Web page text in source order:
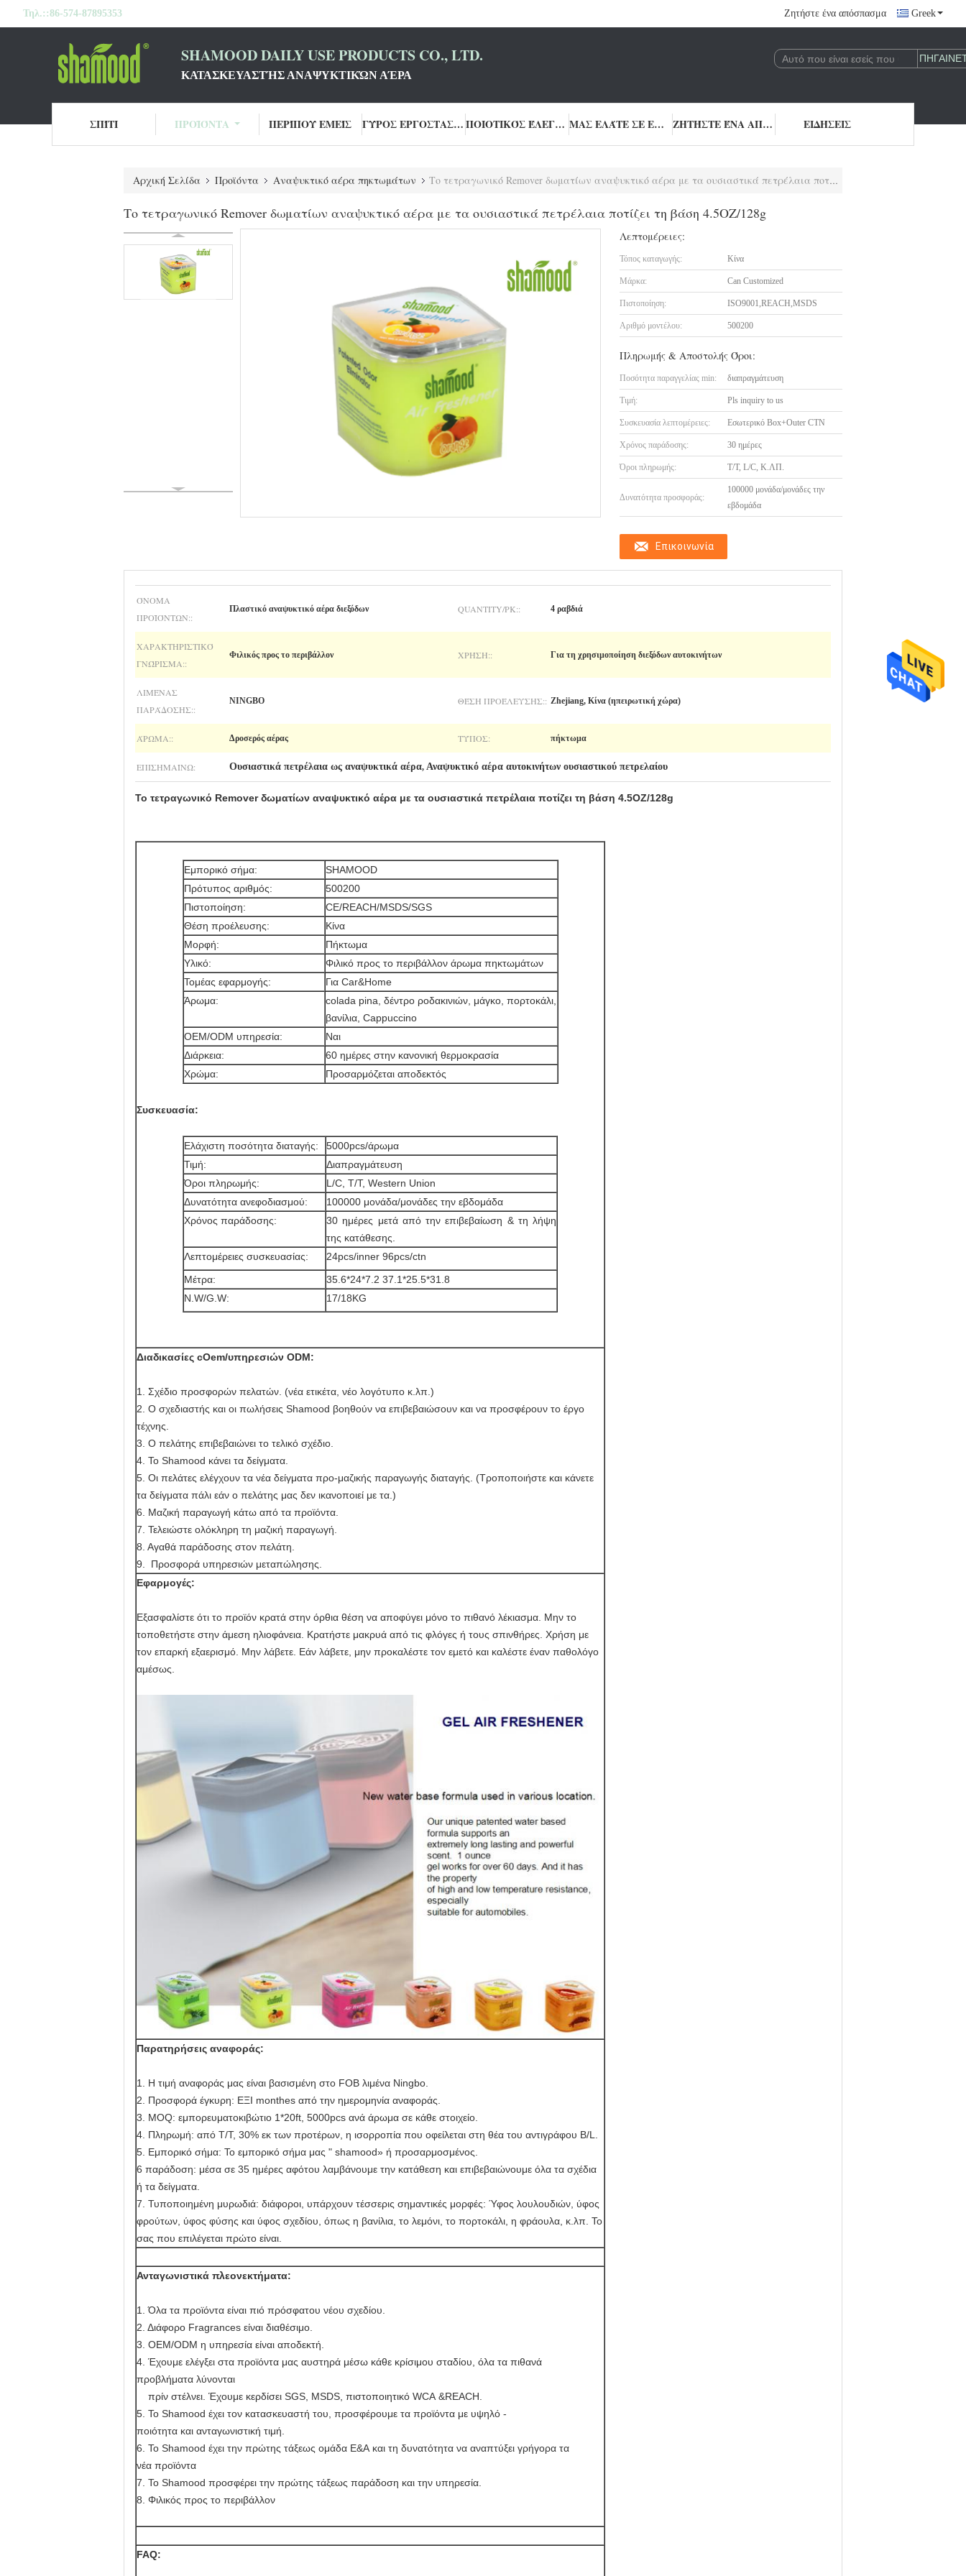
Τηλ.::86-574-87895353 Ζητήστε ένα απόσπασμα Greek
SHAMOOD DAILY USE PRODUCTS CO., LTD.
ΚΑΤΑΣΚΕΥΑΣΤΉΣ ΑΝΑΨΥΚΤΙΚΏΝ ΑΈΡΑ
ΣΠΊΤΙ ΠΡΟΪΌΝΤΑ ΠΕΡΊΠΟΥ ΕΜΕΊΣ ΓΎΡΟΣ ΕΡΓΟΣΤΑΣΊΩΝ ΠΟΙΟΤΙΚΌΣ ΈΛΕΓΧΟΣ ΜΑΣ ΕΛΆΤΕ ΣΕ ΕΠΑΦΉ ΜΕ ΖΗΤΉΣΤΕ ΈΝΑ ΑΠΌΣΠΑΣΜΑ ΕΙΔΉΣΕΙΣ
Αρχική Σελίδα Προϊόντα Αναψυκτικό αέρα πηκτωμάτων Το τετραγωνικό Remover δωματίων αναψυκτικό αέρα με τα ουσιαστικά πετρέλαια ποτίζει τη βάση 4.5OZ/128g
Το τετραγωνικό Remover δωματίων αναψυκτικό αέρα με τα ουσιαστικά πετρέλαια ποτίζει τη βάση 4.5OZ/128g
Λεπτομέρειες:
Τόπος καταγωγής: Κίνα
Μάρκα: Can Customized
Πιστοποίηση: ISO9001,REACH,MSDS
Αριθμό μοντέλου: 500200
Πληρωμής & Αποστολής Όροι:
Ποσότητα παραγγελίας min: διαπραγμάτευση
Τιμή: Pls inquiry to us
Συσκευασία λεπτομέρειες: Εσωτερικό Box+Outer CTN
Χρόνος παράδοσης: 30 ημέρες
Όροι πληρωμής: T/T, L/C, Κ.ΛΠ.
Δυνατότητα προσφοράς:
100000 μονάδα/μονάδες την
εβδομάδα
Επικοινωνία
ΌΝΟΜΑ
ΠΡΟΪΌΝΤΩΝ::
Πλαστικό αναψυκτικό αέρα διεξόδων QUANTITY/PK:: 4 ραβδιά
ΧΑΡΑΚΤΗΡΙΣΤΙΚΌ
ΓΝΏΡΙΣΜΑ::
Φιλικός προς το περιβάλλον ΧΡΉΣΗ:: Για τη χρησιμοποίηση διεξόδων αυτοκινήτων
ΛΙΜΈΝΑΣ
ΠΑΡΆΔΟΣΗΣ::
NINGBO ΘΈΣΗ ΠΡΟΈΛΕΥΣΗΣ:: Zhejiang, Κίνα (ηπειρωτική χώρα)
ΆΡΩΜΑ:: Δροσερός αέρας ΤΎΠΟΣ: πήκτωμα
ΕΠΙΣΗΜΑΊΝΩ: Ουσιαστικά πετρέλαια ως αναψυκτικά αέρα, Αναψυκτικό αέρα αυτοκινήτων ουσιαστικού πετρελαίου
Το τετραγωνικό Remover δωματίων αναψυκτικό αέρα με τα ουσιαστικά πετρέλαια ποτίζει τη βάση 4.5OZ/128g
Εμπορικό σήμα:
SHAMOOD
Πρότυπος αριθμός:
500200
Πιστοποίηση:
CE/REACH/MSDS/SGS
Θέση προέλευσης:
Κίνα
Μορφή:
Πήκτωμα
Υλικό:
Φιλικό προς το περιβάλλον άρωμα πηκτωμάτων
Τομέας εφαρμογής:
Για Car&Home
Άρωμα:
colada pina, δέντρο ροδακινιών, μάγκο, πορτοκάλι,
βανίλια, Cappuccino
OEM/ODM υπηρεσία:
Ναι
Διάρκεια:
60 ημέρες στην κανονική θερμοκρασία
Χρώμα:
Προσαρμόζεται αποδεκτός
Συσκευασία:
Ελάχιστη ποσότητα διαταγής:
5000pcs/άρωμα
Τιμή:
Διαπραγμάτευση
Όροι πληρωμής:
L/C, T/T, Western Union
Δυνατότητα ανεφοδιασμού:
100000 μονάδα/μονάδες την εβδομάδα
Χρόνος παράδοσης:
30 ημέρες μετά από την επιβεβαίωση & τη λήψη
της κατάθεσης.
Λεπτομέρειες συσκευασίας:
24pcs/inner 96pcs/ctn
Μέτρα:
35.6*24*7.2 37.1*25.5*31.8
N.W/G.W:
17/18KG
Διαδικασίες cOem/υπηρεσιών ODM:
1. Σχέδιο προσφορών πελατών. (νέα ετικέτα, νέο λογότυπο κ.λπ.)
2. Ο σχεδιαστής και οι πωλήσεις Shamood βοηθούν να επιβεβαιώσουν και να προσφέρουν το έργο
τέχνης.
3. Ο πελάτης επιβεβαιώνει το τελικό σχέδιο.
4. Το Shamood κάνει τα δείγματα.
5. Οι πελάτες ελέγχουν τα νέα δείγματα προ-μαζικής παραγωγής διαταγής. (Τροποποιήστε και κάνετε
τα δείγματα πάλι εάν ο πελάτης μας δεν ικανοποιεί με τα.)
6. Μαζική παραγωγή κάτω από τα προϊόντα.
7. Τελειώστε ολόκληρη τη μαζική παραγωγή.
8. Αγαθά παράδοσης στον πελάτη.
9. Προσφορά υπηρεσιών μεταπώλησης.
Εφαρμογές:
Εξασφαλίστε ότι το προϊόν κρατά στην όρθια θέση να αποφύγει μόνο το πιθανό λέκιασμα. Μην το
τοποθετήστε στην άμεση ηλιοφάνεια. Κρατήστε μακρυά από τις φλόγες ή τους σπινθήρες. Χρήση με
τον επαρκή εξαερισμό. Μην λάβετε. Εάν λάβετε, μην προκαλέστε τον εμετό και καλέστε έναν παθολόγο
αμέσως.
Παρατηρήσεις αναφοράς:
1. Η τιμή αναφοράς μας είναι βασισμένη στο FOB λιμένα Ningbo.
2. Προσφορά έγκυρη: ΕΞΙ monthes από την ημερομηνία αναφοράς.
3. MOQ: εμπορευματοκιβώτιο 1*20ft, 5000pcs ανά άρωμα σε κάθε στοιχείο.
4. Πληρωμή: από T/T, 30% εκ των προτέρων, η ισορροπία που οφείλεται στη θέα του αντιγράφου B/L.
5. Εμπορικό σήμα: Το εμπορικό σήμα μας " shamood» ή προσαρμοσμένος.
6 παράδοση: μέσα σε 35 ημέρες αφότου λαμβάνουμε την κατάθεση και επιβεβαιώνουμε όλα τα σχέδια
ή τα δείγματα.
7. Τυποποιημένη μυρωδιά: διάφοροι, υπάρχουν τέσσερις σημαντικές μορφές: Ύφος λουλουδιών, ύφος
φρούτων, ύφος φύσης και ύφος σχεδίου, όπως η βανίλια, το λεμόνι, το πορτοκάλι, η φράουλα, κ.λπ. Το
σας που επιλέγεται πρώτο είναι.
Ανταγωνιστικά πλεονεκτήματα:
1. Όλα τα προϊόντα είναι πιό πρόσφατου νέου σχεδίου.
2. Διάφορο Fragrances είναι διαθέσιμο.
3. OEM/ODM η υπηρεσία είναι αποδεκτή.
4. Έχουμε ελέγξει στα προϊόντα μας αυστηρά μέσω κάθε κρίσιμου σταδίου, όλα τα πιθανά
προβλήματα λύνονται
πρίν στέλνει. Έχουμε κερδίσει SGS, MSDS, πιστοποιητικό WCA &REACH.
5. Το Shamood έχει τον κατασκευαστή του, προσφέρουμε τα προϊόντα με υψηλό -
ποιότητα και ανταγωνιστική τιμή.
6. Το Shamood έχει την πρώτης τάξεως ομάδα Ε&Α και τη δυνατότητα να αναπτύξει γρήγορα τα
νέα προϊόντα
7. Το Shamood προσφέρει την πρώτης τάξεως παράδοση και την υπηρεσία.
8. Φιλικός προς το περιβάλλον
FAQ: